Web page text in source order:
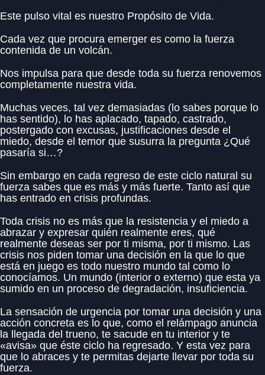
Este pulso vital es nuestro Propósito de Vida.
Cada vez que procura emerger es como la fuerza
contenida de un volcán.
Nos impulsa para que desde toda su fuerza renovemos
completamente nuestra vida.
Muchas veces, tal vez demasiadas (lo sabes porque lo
has sentido), lo has aplacado, tapado, castrado,
postergado con excusas, justificaciones desde el
miedo, desde el temor que susurra la pregunta ¿Qué
pasaría si…?
Sin embargo en cada regreso de este ciclo natural su
fuerza sabes que es más y más fuerte. Tanto así que
has entrado en crisis profundas.
Toda crisis no es más que la resistencia y el miedo a
abrazar y expresar quién realmente eres, qué
realmente deseas ser por ti misma, por ti mismo. Las
crisis nos piden tomar una decisión en la que lo que
está en juego es todo nuestro mundo tal como lo
conocíamos. Un mundo (interior o externo) que esta ya
sumido en un proceso de degradación, insuficiencia.
La sensación de urgencia por tomar una decisión y una
acción concreta es lo que, como el relámpago anuncia
la llegada del trueno, te sacude en tu interior y te
«avisa» que éste ciclo ha regresado. Y esta vez para
que lo abraces y te permitas dejarte llevar por toda su
fuerza.